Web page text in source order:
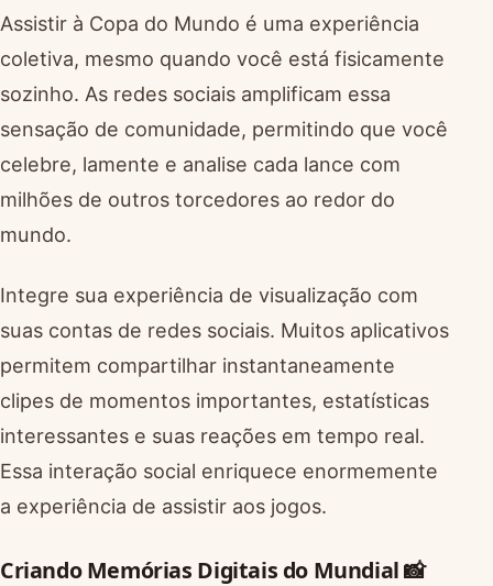
Assistir à Copa do Mundo é uma experiência
coletiva, mesmo quando você está fisicamente
sozinho. As redes sociais amplificam essa
sensação de comunidade, permitindo que você
celebre, lamente e analise cada lance com
milhões de outros torcedores ao redor do
mundo.
Integre sua experiência de visualização com
suas contas de redes sociais. Muitos aplicativos
permitem compartilhar instantaneamente
clipes de momentos importantes, estatísticas
interessantes e suas reações em tempo real.
Essa interação social enriquece enormemente
a experiência de assistir aos jogos.
Criando Memórias Digitais do Mundial 📸